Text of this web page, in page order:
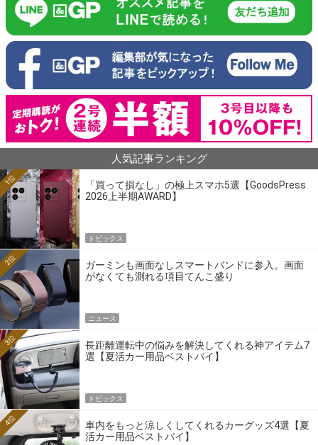
人気記事ランキング
「買って損なし」の極上スマホ5選【GoodsPress
2026上半期AWARD】
1位
トピックス
ガーミンも画面なしスマートバンドに参入。画面
がなくても測れる項目てんこ盛り
2位
ニュース
長距離運転中の悩みを解決してくれる神アイテム7
選【夏活カー用品ベストバイ】
3位
トピックス
車内をもっと涼しくしてくれるカーグッズ4選【夏
活カー用品ベストバイ】
4位